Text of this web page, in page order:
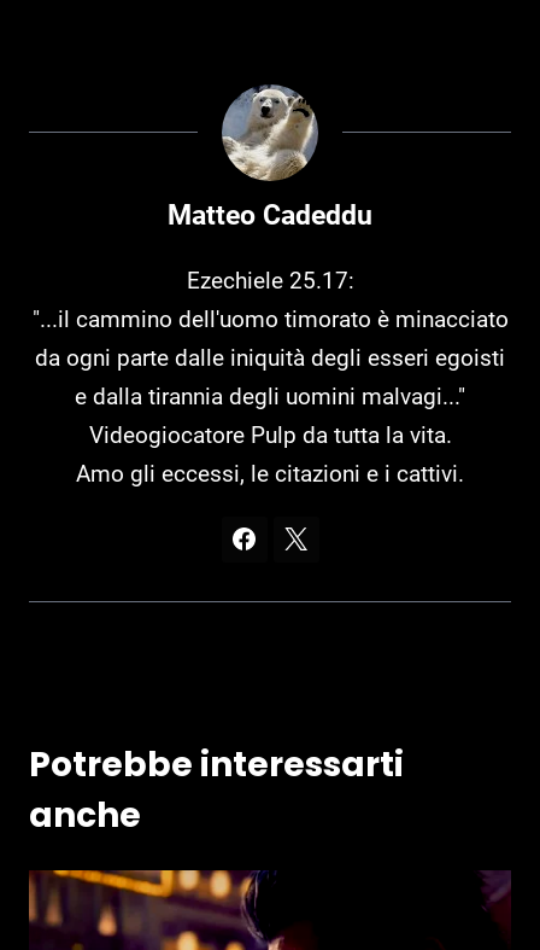
Matteo Cadeddu
Ezechiele 25.17:
"...il cammino dell'uomo timorato è minacciato
da ogni parte dalle iniquità degli esseri egoisti
e dalla tirannia degli uomini malvagi..."
Videogiocatore Pulp da tutta la vita.
Amo gli eccessi, le citazioni e i cattivi.
Potrebbe interessarti
anche